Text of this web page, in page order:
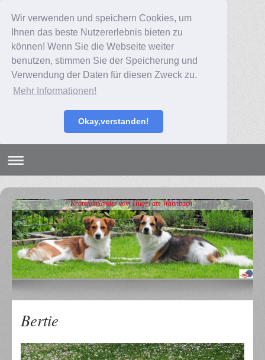
Wir verwenden und speichern Cookies, um
Ihnen das beste Nutzererlebnis bieten zu
können! Wenn Sie die Webseite weiter
benutzen, stimmen Sie der Speicherung und
Verwendung der Daten für diesen Zweck zu.
Mehr Informationen!
Okay,verstanden!
Kromfohrländer vom Hügel am Wahnbach
Bertie